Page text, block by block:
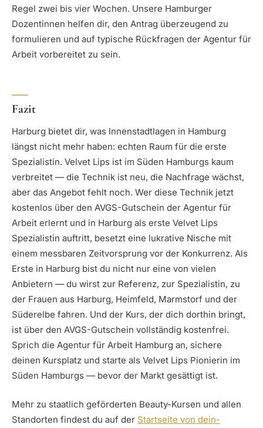
Regel zwei bis vier Wochen. Unsere Hamburger
Dozentinnen helfen dir, den Antrag überzeugend zu
formulieren und auf typische Rückfragen der Agentur für
Arbeit vorbereitet zu sein.
Fazit
Harburg bietet dir, was Innenstadtlagen in Hamburg
längst nicht mehr haben: echten Raum für die erste
Spezialistin. Velvet Lips ist im Süden Hamburgs kaum
verbreitet — die Technik ist neu, die Nachfrage wächst,
aber das Angebot fehlt noch. Wer diese Technik jetzt
kostenlos über den AVGS-Gutschein der Agentur für
Arbeit erlernt und in Harburg als erste Velvet Lips
Spezialistin auftritt, besetzt eine lukrative Nische mit
einem messbaren Zeitvorsprung vor der Konkurrenz. Als
Erste in Harburg bist du nicht nur eine von vielen
Anbietern — du wirst zur Referenz, zur Spezialistin, zu
der Frauen aus Harburg, Heimfeld, Marmstorf und der
Süderelbe fahren. Und der Kurs, der dich dorthin bringt,
ist über den AVGS-Gutschein vollständig kostenfrei.
Sprich die Agentur für Arbeit Hamburg an, sichere
deinen Kursplatz und starte als Velvet Lips Pionierin im
Süden Hamburgs — bevor der Markt gesättigt ist.
Mehr zu staatlich geförderten Beauty-Kursen und allen
Standorten findest du auf der Startseite von dein-